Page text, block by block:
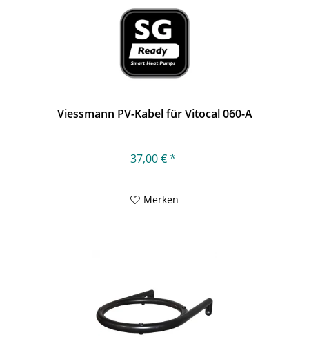
Viessmann PV-Kabel für Vitocal 060-A
37,00 € *
Merken